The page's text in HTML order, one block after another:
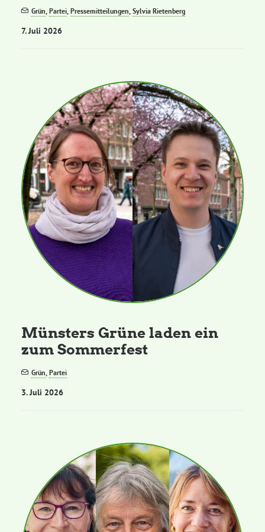
Grün,Partei,Pressemitteilungen,Sylvia Rietenberg
7. Juli 2026
Münsters Grüne laden ein
zum Sommerfest
Grün,Partei
3. Juli 2026